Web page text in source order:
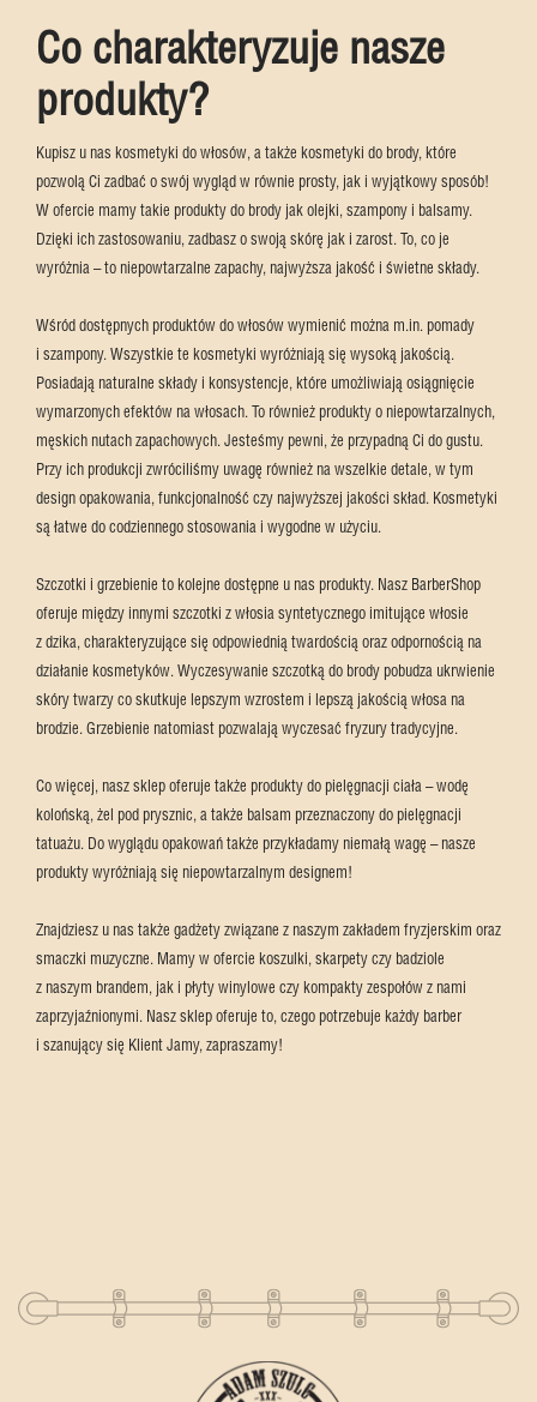
Co charakteryzuje nasze
produkty?
Kupisz u nas kosmetyki do włosów, a także kosmetyki do brody, które
pozwolą Ci zadbać o swój wygląd w równie prosty, jak i wyjątkowy sposób!
W ofercie mamy takie produkty do brody jak olejki, szampony i balsamy.
Dzięki ich zastosowaniu, zadbasz o swoją skórę jak i zarost. To, co je
wyróżnia – to niepowtarzalne zapachy, najwyższa jakość i świetne składy.
Wśród dostępnych produktów do włosów wymienić można m.in. pomady
i szampony. Wszystkie te kosmetyki wyróżniają się wysoką jakością.
Posiadają naturalne składy i konsystencje, które umożliwiają osiągnięcie
wymarzonych efektów na włosach. To również produkty o niepowtarzalnych,
męskich nutach zapachowych. Jesteśmy pewni, że przypadną Ci do gustu.
Przy ich produkcji zwróciliśmy uwagę również na wszelkie detale, w tym
design opakowania, funkcjonalność czy najwyższej jakości skład. Kosmetyki
są łatwe do codziennego stosowania i wygodne w użyciu.
Szczotki i grzebienie to kolejne dostępne u nas produkty. Nasz BarberShop
oferuje między innymi szczotki z włosia syntetycznego imitujące włosie
z dzika, charakteryzujące się odpowiednią twardością oraz odpornością na
działanie kosmetyków. Wyczesywanie szczotką do brody pobudza ukrwienie
skóry twarzy co skutkuje lepszym wzrostem i lepszą jakością włosa na
brodzie. Grzebienie natomiast pozwalają wyczesać fryzury tradycyjne.
Co więcej, nasz sklep oferuje także produkty do pielęgnacji ciała – wodę
kolońską, żel pod prysznic, a także balsam przeznaczony do pielęgnacji
tatuażu. Do wyglądu opakowań także przykładamy niemałą wagę – nasze
produkty wyróżniają się niepowtarzalnym designem!
Znajdziesz u nas także gadżety związane z naszym zakładem fryzjerskim oraz
smaczki muzyczne. Mamy w ofercie koszulki, skarpety czy badziole
z naszym brandem, jak i płyty winylowe czy kompakty zespołów z nami
zaprzyjaźnionymi. Nasz sklep oferuje to, czego potrzebuje każdy barber
i szanujący się Klient Jamy, zapraszamy!